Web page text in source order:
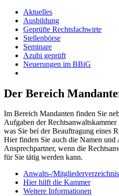
Aktuelles
Ausbildung
Geprüfte Rechtsfachwirte
Stellenbörse
Seminare
Azubi geprüft
Neuerungen im BBiG
Der Bereich
Im Bereich Mandanten finden Sie
Aufgaben der
was Sie bei der Beauftragung eines
Hier finden Sie auch die Namen und
Ansprechpartner, wenn die
für Sie tätig werden kann.
Anwalts-/Mitgliederverzeichnis
Hier hilft die Kammer
Weitere Informationen